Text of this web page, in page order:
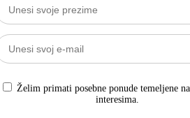
Želim primati posebne ponude temeljene
interesima.